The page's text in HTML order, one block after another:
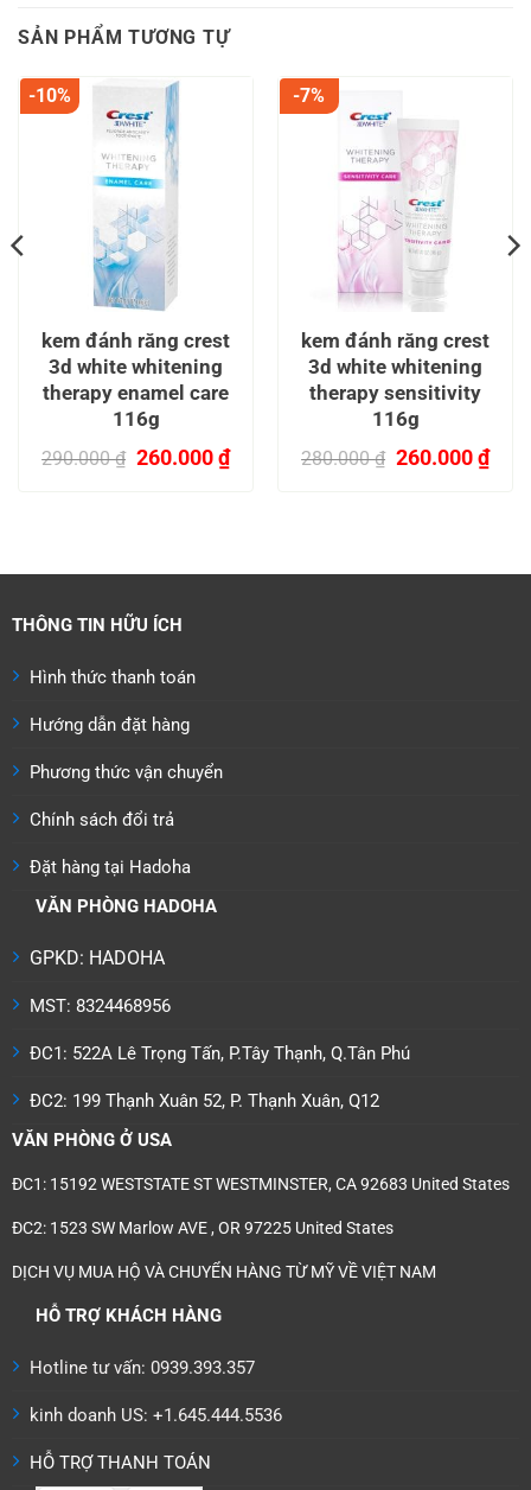
SẢN PHẨM TƯƠNG TỰ
-10%
kem đánh răng crest
3d white whitening
therapy enamel care
116g
290.000₫ Giá
260.000₫Giá
hiện
-7%
kem đánh răng crest
3d white whitening
therapy sensitivity
116g
280.000₫ Giá
260.000₫Giá
hiện
THÔNG TIN HỮU ÍCH
Hình thức thanh toán
Hướng dẫn đặt hàng
Phương thức vận chuyển
Chính sách đổi trả
Đặt hàng tại Hadoha
VĂN PHÒNG HADOHA
GPKD: HADOHA
MST: 8324468956
ĐC1: 522A Lê Trọng Tấn, P.Tây Thạnh, Q.Tân Phú
ĐC2: 199 Thạnh Xuân 52, P. Thạnh Xuân, Q12
VĂN PHÒNG Ở USA
ĐC1: 15192 WESTSTATE ST WESTMINSTER, CA 92683 United States
ĐC2: 1523 SW Marlow AVE , OR 97225 United States
DỊCH VỤ MUA HỘ VÀ CHUYỂN HÀNG TỪ MỸ VỀ VIỆT NAM
HỖ TRỢ KHÁCH HÀNG
Hotline tư vấn: 0939.393.357
kinh doanh US: +1.645.444.5536
HỖ TRỢ THANH TOÁN